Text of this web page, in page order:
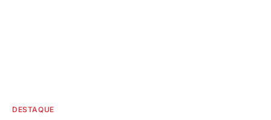
DESTAQUE